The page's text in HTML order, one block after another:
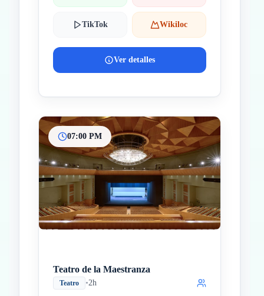
TikTok Wikiloc
Ver detalles
07:00 PM
Teatro de la Maestranza
Teatro •2h